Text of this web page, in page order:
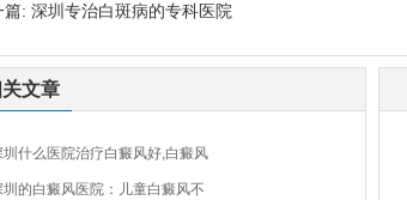
篇: 深圳专治白斑病的专科医院
文章
圳什么医院治疗白癜风好,白癜风
圳的白癜风医院：儿童白癜风不